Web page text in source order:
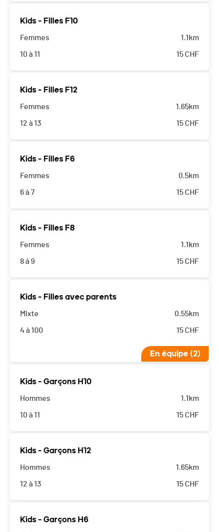
Kids - Filles F10
Femmes
10 à 11
1.1km
15 CHF
Kids - Filles F12
Femmes
12 à 13
1.65km
15 CHF
Kids - Filles F6
Femmes
6 à 7
0.5km
15 CHF
Kids - Filles F8
Femmes
8 à 9
1.1km
15 CHF
Kids - Filles avec parents
Mixte
4 à 100
0.55km
15 CHF
En équipe (2)
Kids - Garçons H10
Hommes
10 à 11
1.1km
15 CHF
Kids - Garçons H12
Hommes
12 à 13
1.65km
15 CHF
Kids - Garçons H6